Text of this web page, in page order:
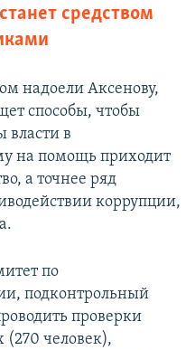
средством
надоели Аксенову,
способы, чтобы
власти в
на помощь приходит
а точнее ряд
коррупции,
по
подконтрольный
проверки
человек),